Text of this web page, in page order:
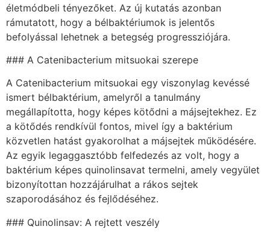
életmódbeli tényezőket. Az új kutatás azonban
rámutatott, hogy a bélbaktériumok is jelentős
befolyással lehetnek a betegség progressziójára.
### A Catenibacterium mitsuokai szerepe
A Catenibacterium mitsuokai egy viszonylag kevéssé
ismert bélbaktérium, amelyről a tanulmány
megállapította, hogy képes kötődni a májsejtekhez. Ez
a kötődés rendkívül fontos, mivel így a baktérium
közvetlen hatást gyakorolhat a májsejtek működésére.
Az egyik legaggasztóbb felfedezés az volt, hogy a
baktérium képes quinolinsavat termelni, amely vegyület
bizonyítottan hozzájárulhat a rákos sejtek
szaporodásához és fejlődéséhez.
### Quinolinsav: A rejtett veszély